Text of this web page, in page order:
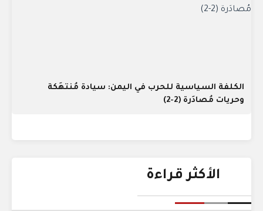
الكلفة السياسية للحرب في اليمن: سيادة مُنتهَكة
وحريات مُصادَرة (2-2)
الأكثر قراءة